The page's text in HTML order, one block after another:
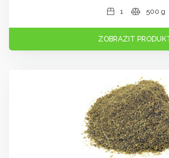
1 500 g
ZOBRAZIT